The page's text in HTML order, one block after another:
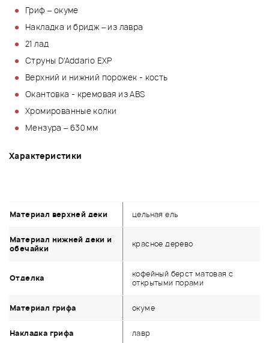
Гриф – окуме
Накладка и бридж – из лавра
21 лад
Струны D'Addario EXP
Верхний и нижний порожек - кость
Окантовка - кремовая из ABS
Хромированные колки
Мензура – 630 мм
Характеристики
Материал верхней деки цельная ель
Материал нижней деки и
обечайки
красное дерево
Отделка
кофейный берст матовая с
открытыми порами
Материал грифа окуме
Накладка грифа лавр